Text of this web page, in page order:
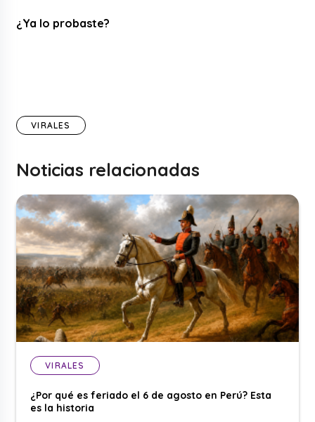
¿Ya lo probaste?
VIRALES
Noticias relacionadas
VIRALES
¿Por qué es feriado el 6 de agosto en Perú? Esta
es la historia